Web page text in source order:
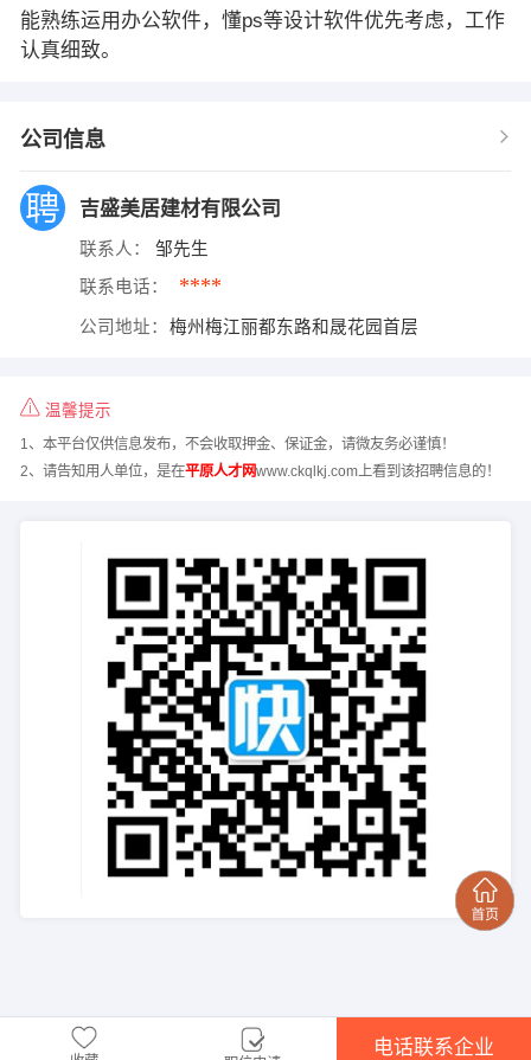
能熟练运用办公软件，懂ps等设计软件优先考虑，工作
认真细致。
公司信息
吉盛美居建材有限公司
联系人： 邹先生
联系电话： ****
公司地址： 梅州梅江丽都东路和晟花园首层
温馨提示
1、本平台仅供信息发布，不会收取押金、保证金，请微友务必谨慎！
2、请告知用人单位，是在平原人才网www.ckqlkj.com上看到该招聘信息的！
电话联系企业